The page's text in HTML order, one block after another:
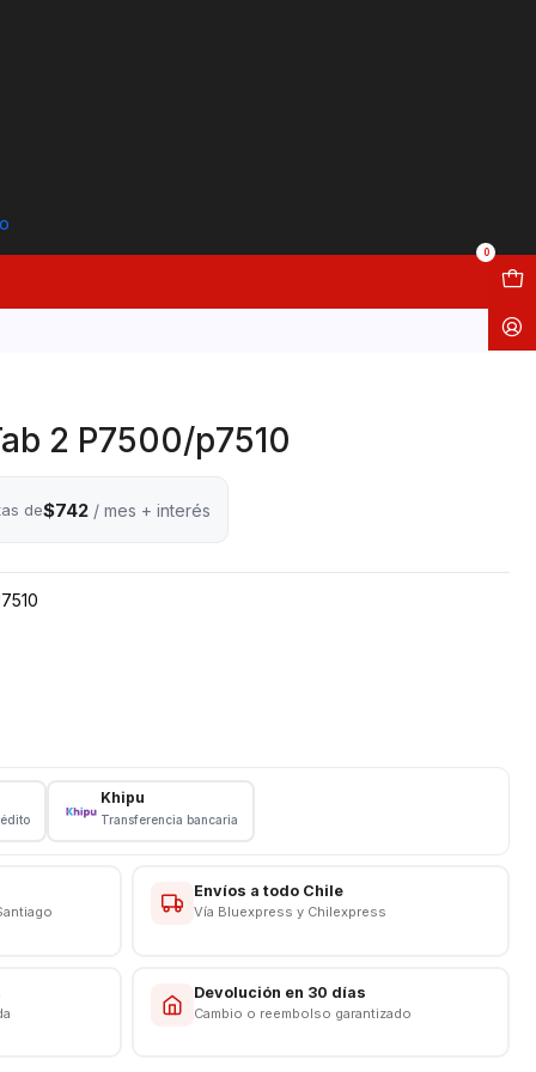
0
2 P7500/p7510
de$742/ mes + interés
Khipu
Transferencia bancaria
Envíos a todo Chile
Vía Bluexpress y Chilexpress
Devolución en 30 días
Cambio o reembolso garantizado